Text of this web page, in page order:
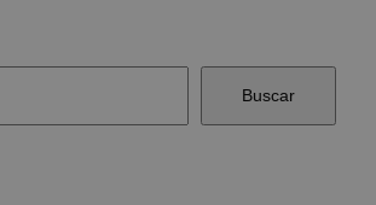
Buscar